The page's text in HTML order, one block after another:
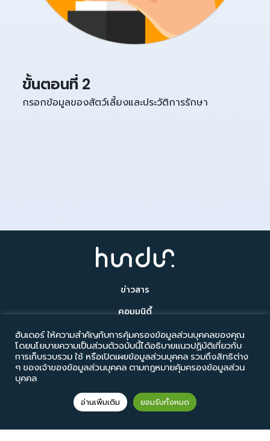
ขั้นตอนที่ 2
กรอกข้อมูลของสัตว์เลี้ยงและประวัติการรักษา
ข่าวสาร
คอมมูนิตี้
สินค้า
เกี่ยวกับเรา
ฮันเดอร์ ให้ความสำคัญกับการคุ้มครองข้อมูลส่วนบุคคลของคุณ
โดยนโยบายความเป็นส่วนตัวฉบับนี้ได้อธิบายแนวปฏิบัติเกี่ยวกับ
การเก็บรวบรวม ใช้ หรือเปิดเผยข้อมูลส่วนบุคคล รวมถึงสิทธิต่าง
ๆ ของเจ้าของข้อมูลส่วนบุคคล ตามกฎหมายคุ้มครองข้อมูลส่วน
บุคคล
อ่านเพิ่มเติม ยอมรับทั้งหมด